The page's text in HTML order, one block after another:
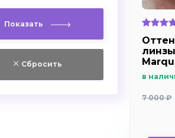
в
7 000 ₽
Показать
Сбросить